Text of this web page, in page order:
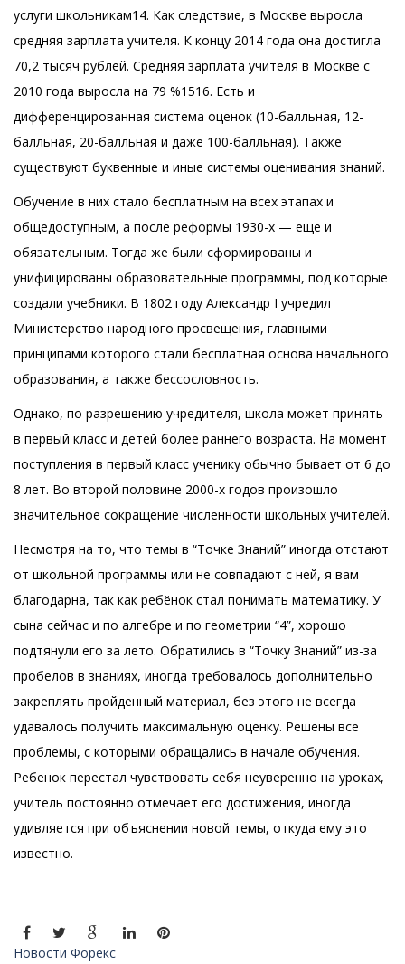
услуги школьникам14. Как следствие, в Москве выросла
средняя зарплата учителя. К концу 2014 года она достигла
70,2 тысяч рублей. Средняя зарплата учителя в Москве с
2010 года выросла на 79 %1516. Есть и
дифференцированная система оценок (10-балльная, 12-
балльная, 20-балльная и даже 100-балльная). Также
существуют буквенные и иные системы оценивания знаний.
Обучение в них стало бесплатным на всех этапах и
общедоступным, а после реформы 1930-х — еще и
обязательным. Тогда же были сформированы и
унифицированы образовательные программы, под которые
создали учебники. В 1802 году Александр I учредил
Министерство народного просвещения, главными
принципами которого стали бесплатная основа начального
образования, а также бессословность.
Однако, по разрешению учредителя, школа может принять
в первый класс и детей более раннего возраста. На момент
поступления в первый класс ученику обычно бывает от 6 до
8 лет. Во второй половине 2000-х годов произошло
значительное сокращение численности школьных учителей.
Несмотря на то, что темы в “Точке Знаний” иногда отстают
от школьной программы или не совпадают с ней, я вам
благодарна, так как ребёнок стал понимать математику. У
сына сейчас и по алгебре и по геометрии “4”, хорошо
подтянули его за лето. Обратились в “Точку Знаний” из-за
пробелов в знаниях, иногда требовалось дополнительно
закреплять пройденный материал, без этого не всегда
удавалось получить максимальную оценку. Решены все
проблемы, с которыми обращались в начале обучения.
Ребенок перестал чувствовать себя неуверенно на уроках,
учитель постоянно отмечает его достижения, иногда
удивляется при объяснении новой темы, откуда ему это
известно.
Новости Форекс